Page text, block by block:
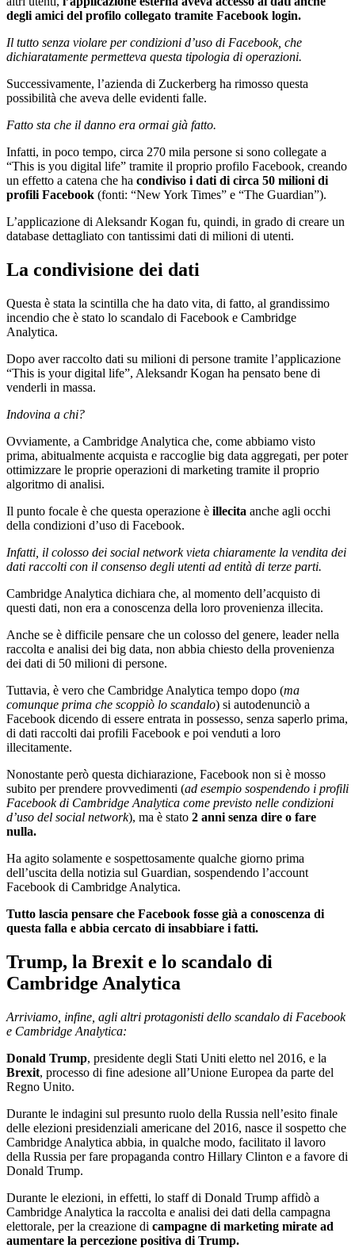
degli amici del profilo collegato tramite Facebook login.
Il tutto senza violare per condizioni d’uso di Facebook, che
dichiaratamente permetteva questa tipologia di operazioni.
Successivamente, l’azienda di Zuckerberg ha rimosso questa
possibilità che aveva delle evidenti falle.
Fatto sta che il danno era ormai già fatto.
Infatti, in poco tempo, circa 270 mila persone si sono collegate a
“This is you digital life” tramite il proprio profilo Facebook, creando
un effetto a catena che ha condiviso i dati di circa 50 milioni di
profili Facebook (fonti: “New York Times” e “The Guardian”).
L’applicazione di Aleksandr Kogan fu, quindi, in grado di creare un
database dettagliato con tantissimi dati di milioni di utenti.
La condivisione dei dati
Questa è stata la scintilla che ha dato vita, di fatto, al grandissimo
incendio che è stato lo scandalo di Facebook e Cambridge
Analytica.
Dopo aver raccolto dati su milioni di persone tramite l’applicazione
“This is your digital life”, Aleksandr Kogan ha pensato bene di
venderli in massa.
Indovina a chi?
Ovviamente, a Cambridge Analytica che, come abbiamo visto
prima, abitualmente acquista e raccoglie big data aggregati, per poter
ottimizzare le proprie operazioni di marketing tramite il proprio
algoritmo di analisi.
Il punto focale è che questa operazione è illecita anche agli occhi
della condizioni d’uso di Facebook.
Infatti, il colosso dei social network vieta chiaramente la vendita dei
dati raccolti con il consenso degli utenti ad entità di terze parti.
Cambridge Analytica dichiara che, al momento dell’acquisto di
questi dati, non era a conoscenza della loro provenienza illecita.
Anche se è difficile pensare che un colosso del genere, leader nella
raccolta e analisi dei big data, non abbia chiesto della provenienza
dei dati di 50 milioni di persone.
Tuttavia, è vero che Cambridge Analytica tempo dopo (ma
comunque prima che scoppiò lo scandalo) si autodenunciò a
Facebook dicendo di essere entrata in possesso, senza saperlo prima,
di dati raccolti dai profili Facebook e poi venduti a loro
illecitamente.
Nonostante però questa dichiarazione, Facebook non si è mosso
subito per prendere provvedimenti (ad esempio sospendendo i profili
Facebook di Cambridge Analytica come previsto nelle condizioni
d’uso del social network), ma è stato 2 anni senza dire o fare
nulla.
Ha agito solamente e sospettosamente qualche giorno prima
dell’uscita della notizia sul Guardian, sospendendo l’account
Facebook di Cambridge Analytica.
Tutto lascia pensare che Facebook fosse già a conoscenza di
questa falla e abbia cercato di insabbiare i fatti.
Trump, la Brexit e lo scandalo di
Cambridge Analytica
Arriviamo, infine, agli altri protagonisti dello scandalo di Facebook
e Cambridge Analytica:
Donald Trump, presidente degli Stati Uniti eletto nel 2016, e la
Brexit, processo di fine adesione all’Unione Europea da parte del
Regno Unito.
Durante le indagini sul presunto ruolo della Russia nell’esito finale
delle elezioni presidenziali americane del 2016, nasce il sospetto che
Cambridge Analytica abbia, in qualche modo, facilitato il lavoro
della Russia per fare propaganda contro Hillary Clinton e a favore di
Donald Trump.
Durante le elezioni, in effetti, lo staff di Donald Trump affidò a
Cambridge Analytica la raccolta e analisi dei dati della campagna
elettorale, per la creazione di campagne di marketing mirate ad
aumentare la percezione positiva di Trump.